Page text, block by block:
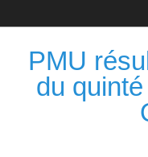
PMU
du